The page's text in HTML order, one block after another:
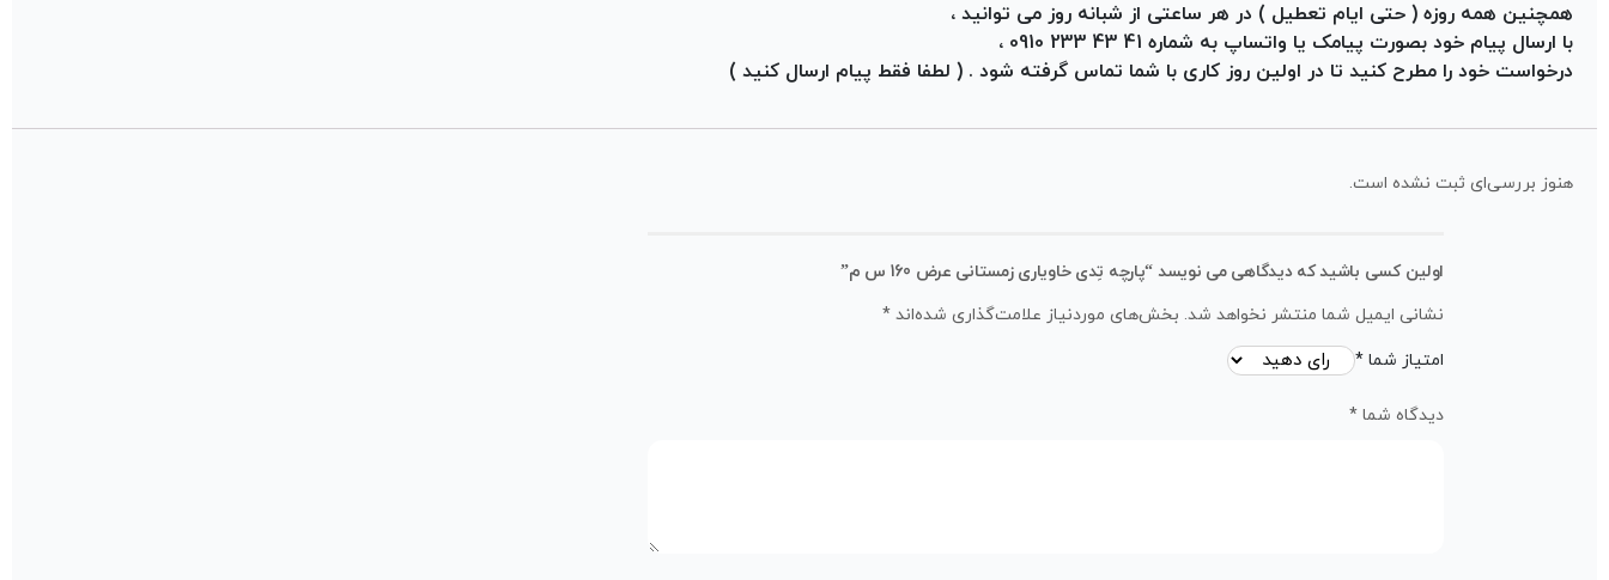
همچنین همه روزه ( حتی ایام تعطیل ) در هر ساعتی از شبانه روز می توانید ،
با ارسال پیام خود بصورت پیامک یا واتساپ به شماره 41 43 233 0910 ،
درخواست خود را مطرح کنید تا در اولین روز کاری با شما تماس گرفته شود . ( لطفا فقط پیام ارسال کنید )
هنوز بررسی‌ای ثبت نشده است.
اولین کسی باشید که دیدگاهی می نویسد “پارچه تِدی خاویاری زمستانی عرض 160 س م”
نشانی ایمیل شما منتشر نخواهد شد. بخش‌های موردنیاز علامت‌گذاری شده‌اند *
امتیاز شما *
دیدگاه شما *